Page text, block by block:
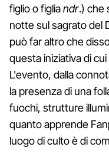
figlio o figliandr.) che
notte sul sagrato del
può far altro che
questa iniziativa di
L'evento, dalla
la presenza di una
fuochi, strutture
quanto apprende
luogo di culto è di